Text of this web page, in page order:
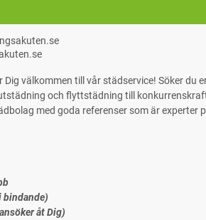
välkommen till vår städservice! Söker du
och flyttstädning till
med goda referenser som är experter
bindande)
åt Dig)